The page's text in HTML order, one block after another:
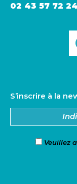
02 43 57 72 24
S’inscrire à la
Veuillez